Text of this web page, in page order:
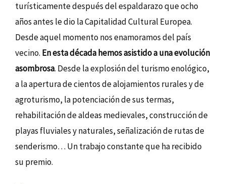
turísticamente después del espaldarazo que ocho
años antes le dio la Capitalidad Cultural Europea.
Desde aquel momento nos enamoramos del país
vecino. En esta década hemos asistido a una evolución
asombrosa. Desde la explosión del turismo enológico,
a la apertura de cientos de alojamientos rurales y de
agroturismo, la potenciación de sus termas,
rehabilitación de aldeas medievales, construcción de
playas fluviales y naturales, señalización de rutas de
senderismo… Un trabajo constante que ha recibido
su premio.